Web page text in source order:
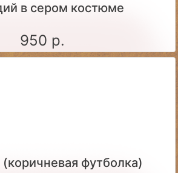
в сером костюме
950 р.
футболка)